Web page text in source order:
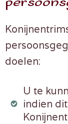
doelen:
U te
indien